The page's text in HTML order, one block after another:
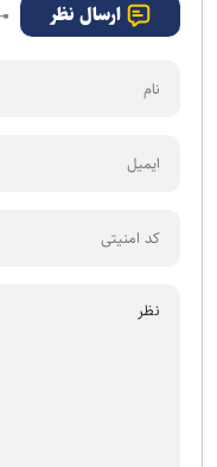
ارسال نظر